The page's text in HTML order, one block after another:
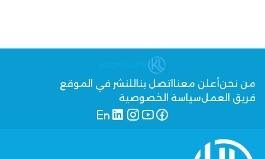
من نحنأعلن معنا اتصل بنا للنشر في الموقع
فريق العملسياسة الخصوصية